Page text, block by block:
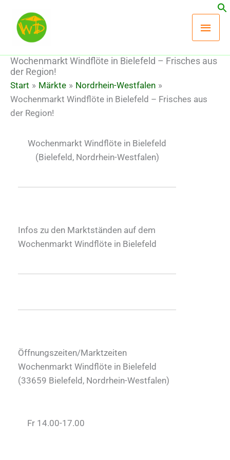
Inhalt
springen
Wochenmarkt Windflöte in Bielefeld – Frisches aus
der Region!
Start Märkte
Nordrhein-Westfalen
Wochenmarkt Windflöte in Bielefeld – Frisches aus
der Region!
Wochenmarkt Windflöte in Bielefeld
(Bielefeld, Nordrhein-Westfalen)
Infos zu den Marktständen auf dem
Wochenmarkt Windflöte in Bielefeld
Öffnungszeiten/Marktzeiten
Wochenmarkt Windflöte in Bielefeld
(33659 Bielefeld, Nordrhein-Westfalen)
Fr 14.00-17.00